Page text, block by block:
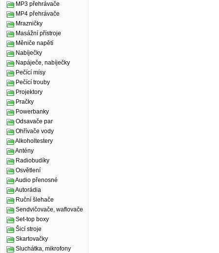
MP3 přehrávače
MP4 přehrávače
Mrazničky
Masážní přístroje
Měniče napětí
Nabíječky
Napáječe, nabíječky
Pečící mísy
Pečící trouby
Projektory
Pračky
Powerbanky
Odsavače par
Ohřívače vody
Alkoholtestery
Antény
Radiobudíky
Osvětlení
Audio přenosné
Autorádia
Ruční šlehače
Sendvičovače, waflovače
Set-top boxy
Šicí stroje
Skartovačky
Sluchátka, mikrofony